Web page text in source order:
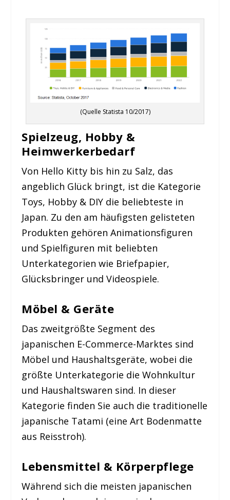
(Quelle Statista 10/2017)
Spielzeug, Hobby &
Heimwerkerbedarf
Von Hello Kitty bis hin zu Salz, das
angeblich Glück bringt, ist die Kategorie
Toys, Hobby & DIY die beliebteste in
Japan. Zu den am häufigsten gelisteten
Produkten gehören Animationsfiguren
und Spielfiguren mit beliebten
Unterkategorien wie Briefpapier,
Glücksbringer und Videospiele.
Möbel & Geräte
Das zweitgrößte Segment des
japanischen E-Commerce-Marktes sind
Möbel und Haushaltsgeräte, wobei die
größte Unterkategorie die Wohnkultur
und Haushaltswaren sind. In dieser
Kategorie finden Sie auch die traditionelle
japanische Tatami (eine Art Bodenmatte
aus Reisstroh).
Lebensmittel & Körperpflege
Während sich die meisten japanischen